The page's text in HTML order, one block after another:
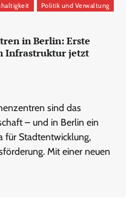
Politik und Verwaltung
in Berlin: Erste
Infrastruktur jetzt
sind das
– und in Berlin ein
für Stadtentwicklung,
Mit einer neuen